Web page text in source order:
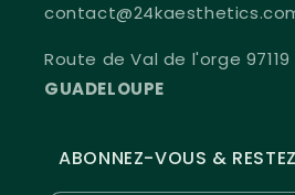
Route de Val de l'orge 97119
GUADELOUPE
ABONNEZ-VOUS &